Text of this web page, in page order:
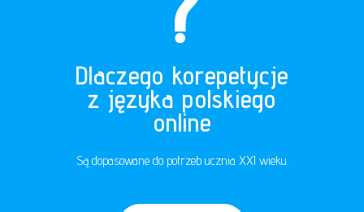
Dlaczego korepetycje
z języka polskiego
online
Są dopasowane do potrzeb ucznia XXI wieku.